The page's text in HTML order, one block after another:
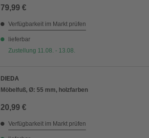
79,99 €
Verfügbarkeit im Markt prüfen
lieferbar
Zustellung 11.08. - 13.08.
DIEDA
Möbelfuß, Ø: 55 mm, holzfarben
20,99 €
Verfügbarkeit im Markt prüfen